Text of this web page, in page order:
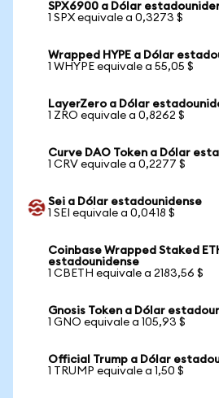
SPX6900 a Dólar
1 SPX equivale a 0,3273 $
Wrapped HYPE a Dólar
1 WHYPE equivale a 55,05 $
LayerZero a Dólar
1 ZRO equivale a 0,8262 $
Curve DAO Token a Dólar
1 CRV equivale a 0,2277 $
Sei a Dólar estadounidense
1 SEI equivale a 0,0418 $
Coinbase Wrapped Staked
estadounidense
1 CBETH equivale a 2183,56 $
Gnosis Token a Dólar
1 GNO equivale a 105,93 $
Official Trump a Dólar
1 TRUMP equivale a 1,50 $